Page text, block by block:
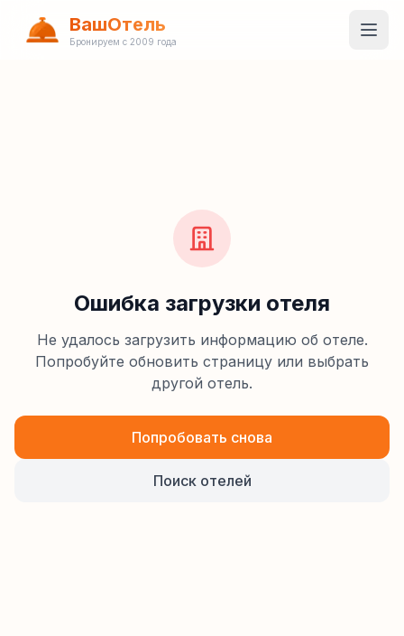
ВашОтель
Бронируем с 2009 года
Ошибка загрузки отеля
Не удалось загрузить информацию об отеле.
Попробуйте обновить страницу или выбрать
другой отель.
Попробовать снова
Поиск отелей